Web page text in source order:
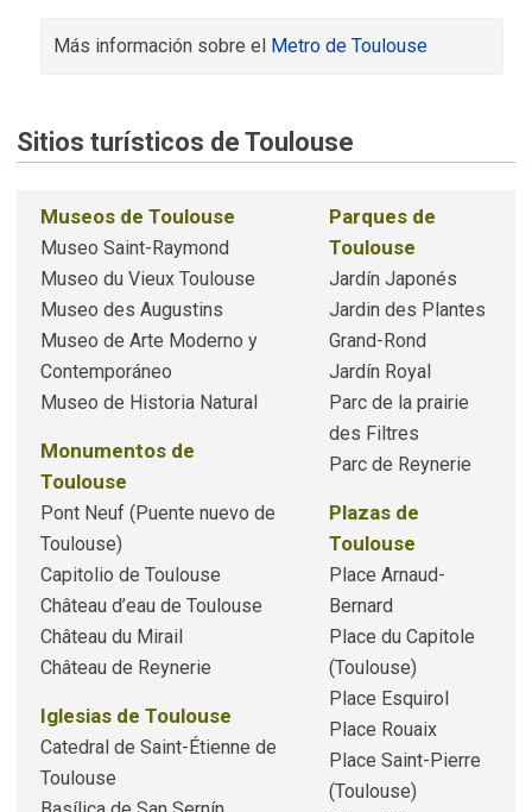
Más información sobre el Metro de Toulouse
Sitios turísticos de Toulouse
Museos de Toulouse
Museo Saint-Raymond
Museo du Vieux Toulouse
Museo des Augustins
Museo de Arte Moderno y
Contemporáneo
Museo de Historia Natural
Monumentos de
Toulouse
Pont Neuf (Puente nuevo de
Toulouse)
Capitolio de Toulouse
Château d’eau de Toulouse
Château du Mirail
Château de Reynerie
Iglesias de Toulouse
Catedral de Saint-Étienne de
Toulouse
Parques de
Toulouse
Jardín Japonés
Jardin des Plantes
Grand-Rond
Jardín Royal
Parc de la prairie
des Filtres
Parc de Reynerie
Plazas de
Toulouse
Place Arnaud-
Bernard
Place du Capitole
(Toulouse)
Place Esquirol
Place Rouaix
Place Saint-Pierre
(Toulouse)